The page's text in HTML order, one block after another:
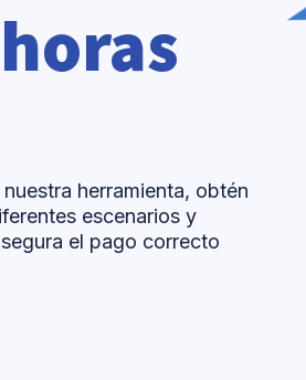
herramienta, obtén
escenarios y
el pago correcto